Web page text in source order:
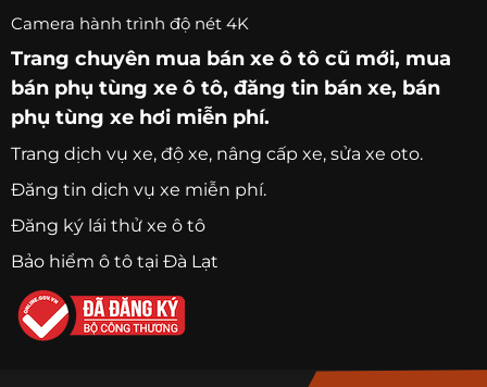
Camera hành trình độ nét 4K
Trang chuyên mua bán xe ô tô cũ mới, mua
bán phụ tùng xe ô tô, đăng tin bán xe, bán
phụ tùng xe hơi miễn phí.
Trang dịch vụ xe, độ xe, nâng cấp xe, sửa xe oto.
Đăng tin dịch vụ xe miễn phí.
Đăng ký lái thử xe ô tô
Bảo hiểm ô tô tại Đà Lạt